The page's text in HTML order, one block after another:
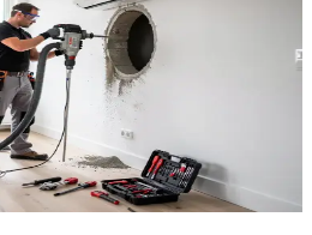
installation) er vores mest
varmegenvinding og kun 12
kr) dækker to rum med ét anlæg.
et godt alternativ med 85%
er budget-venlig til
enheder kræver kun ét
på 2-3 timer.
30 04